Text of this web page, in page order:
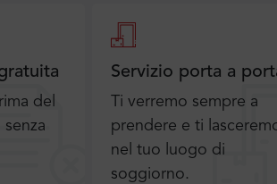
del
senza
Servizio porta a
Ti verremo sempre a
prendere e ti
nel tuo luogo di
soggiorno.